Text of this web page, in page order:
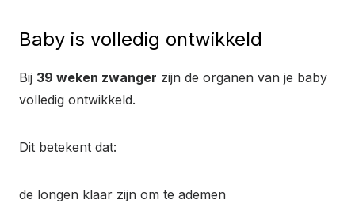
Baby is volledig ontwikkeld
Bij 39 weken zwanger zijn de organen van je baby
volledig ontwikkeld.
Dit betekent dat:
de longen klaar zijn om te ademen